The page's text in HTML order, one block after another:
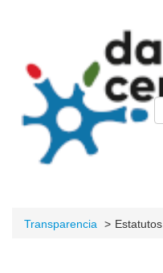
Transparencia Estatutos